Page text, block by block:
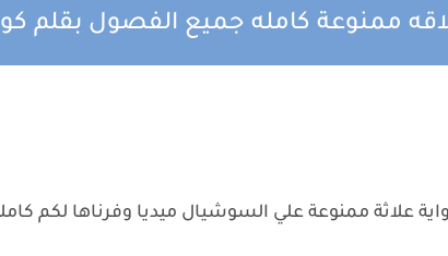
ممنوعة كامله جميع الفصول بقلم
علاثة ممنوعة علي السوشيال ميديا وفرناها لكم